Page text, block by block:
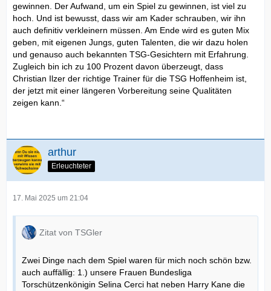
gewinnen. Der Aufwand, um ein Spiel zu gewinnen, ist viel zu
hoch. Und ist bewusst, dass wir am Kader schrauben, wir ihn
auch definitiv verkleinern müssen. Am Ende wird es guten Mix
geben, mit eigenen Jungs, guten Talenten, die wir dazu holen
und genauso auch bekannten TSG-Gesichtern mit Erfahrung.
Zugleich bin ich zu 100 Prozent davon überzeugt, dass
Christian Ilzer der richtige Trainer für die TSG Hoffenheim ist,
der jetzt mit einer längeren Vorbereitung seine Qualitäten
zeigen kann.“
arthur
Erleuchteter
17. Mai 2025 um 21:04
Zitat von TSGler
Zwei Dinge nach dem Spiel waren für mich noch schön bzw.
auch auffällig: 1.) unsere Frauen Bundesliga
Torschützenkönigin Selina Cerci hat neben Harry Kane die